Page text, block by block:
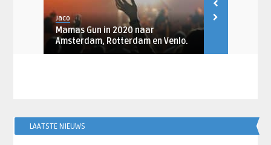
Jaco
Mamas Gun in 2020 naar
Amsterdam, Rotterdam en Venlo.
LAATSTE NIEUWS